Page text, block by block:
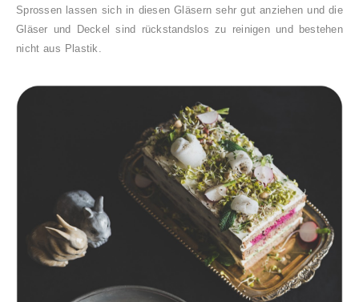
Sprossen lassen sich in diesen Gläsern sehr gut anziehen und die
Gläser und Deckel sind rückstandslos zu reinigen und bestehen
nicht aus Plastik.